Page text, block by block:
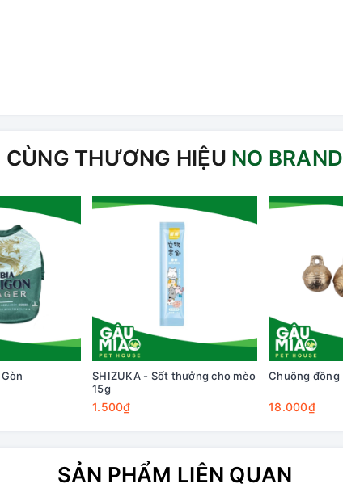
CÙNG THƯƠNG HIỆU NO BRAND
SHIZUKA - Sốt thưởng cho mèo
15g
1.500₫
Chuông đồng
18.000₫
SẢN PHẨM LIÊN QUAN